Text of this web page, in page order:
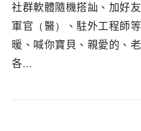
社群軟體隨機搭訕、加好
軍官（醫）、駐外工程師
暖、喊你寶貝、親愛的、
各...